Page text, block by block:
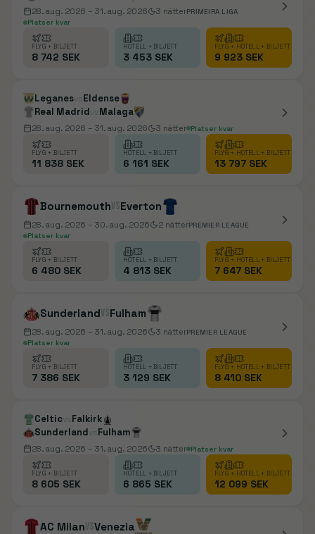
28. aug. 2026 – 31. aug. 2026 3 nätterPRIMEIRA LIGA
Platser kvar
FLYG + BILJETT
8 742 SEK
HOTELL + BILJETT
3 453 SEK
FLYG + HOTELL + BILJETT
9 923 SEK
Leganesvs Eldense
Real Madrid vs Malaga
28. aug. 2026 – 31. aug. 2026 3 nätter Platser kvar
FLYG + BILJETT
11 838 SEK
HOTELL + BILJETT
6 161 SEK
FLYG + HOTELL + BILJETT
13 797 SEK
BournemouthvsEverton
28. aug. 2026 – 30. aug. 2026 2 nätterPREMIER LEAGUE
Platser kvar
FLYG + BILJETT
6 480 SEK
HOTELL + BILJETT
4 813 SEK
FLYG + HOTELL + BILJETT
7 647 SEK
SunderlandvsFulham
28. aug. 2026 – 31. aug. 2026 3 nätterPREMIER LEAGUE
Platser kvar
FLYG + BILJETT
7 386 SEK
HOTELL + BILJETT
3 129 SEK
FLYG + HOTELL + BILJETT
8 410 SEK
Celticvs Falkirk
Sunderland vs Fulham
28. aug. 2026 – 31. aug. 2026 3 nätter Platser kvar
FLYG + BILJETT
8 605 SEK
HOTELL + BILJETT
6 865 SEK
FLYG + HOTELL + BILJETT
12 099 SEK
AC MilanvsVenezia